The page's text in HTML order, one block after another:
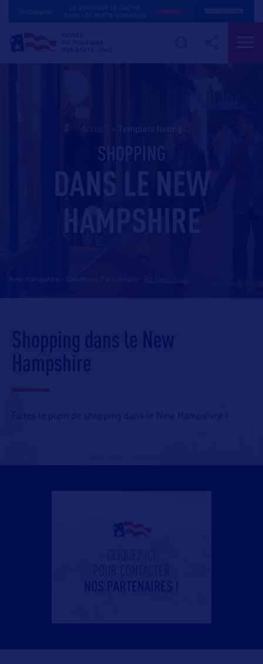
Accueil template listing
SHOPPING
DANS LE NEW
HAMPSHIRE
New Hampshire - Downtown Portsmouth
Shopping dans le New
Hampshire
Faites le plein de shopping dans le New Hampshire !